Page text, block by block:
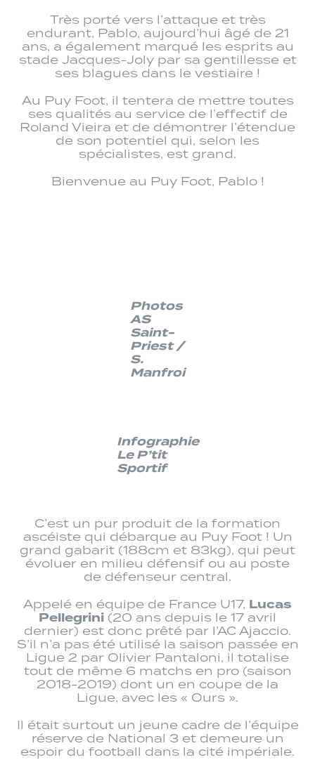
Très porté vers l’attaque et très
endurant, Pablo, aujourd’hui âgé de 21
ans, a également marqué les esprits au
stade Jacques-Joly par sa gentillesse et
ses blagues dans le vestiaire !
Au Puy Foot, il tentera de mettre toutes
ses qualités au service de l’effectif de
Roland Vieira et de démontrer l’étendue
de son potentiel qui, selon les
spécialistes, est grand.
Bienvenue au Puy Foot, Pablo !
Photos
AS
Saint-
Priest /
S.
Manfroi
Infographie
Le P’tit
Sportif
C’est un pur produit de la formation
ascéiste qui débarque au Puy Foot ! Un
grand gabarit (188cm et 83kg), qui peut
évoluer en milieu défensif ou au poste
de défenseur central.
Appelé en équipe de France U17, Lucas
Pellegrini (20 ans depuis le 17 avril
dernier) est donc prêté par l’AC Ajaccio.
S’il n’a pas été utilisé la saison passée en
Ligue 2 par Olivier Pantaloni, il totalise
tout de même 6 matchs en pro (saison
2018-2019) dont un en coupe de la
Ligue, avec les « Ours ».
Il était surtout un jeune cadre de l’équipe
réserve de National 3 et demeure un
espoir du football dans la cité impériale.